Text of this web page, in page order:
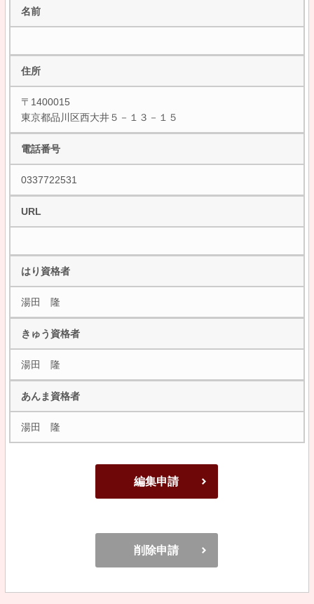
名前
住所
〒1400015
東京都品川区西大井５－１３－１５
電話番号
0337722531
URL
はり資格者
湯田 隆
きゅう資格者
湯田 隆
あんま資格者
湯田 隆
編集申請
削除申請